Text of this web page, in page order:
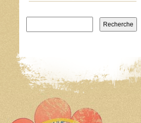
Recherche pour: